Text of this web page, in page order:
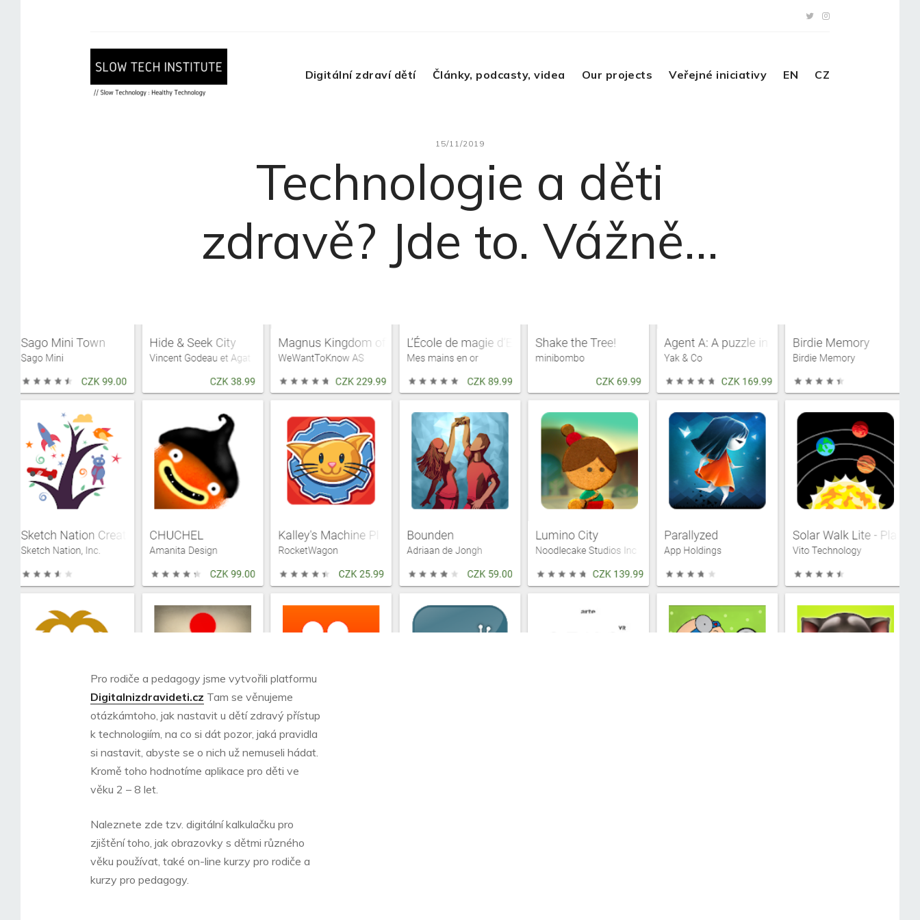
Digitální zdraví dětí Články, podcasty, videa Our projects Veřejné iniciativy EN CZ
15/11/2019
Technologie a děti
zdravě? Jde to. Vážně…
Pro rodiče a pedagogy jsme vytvořili platformu
Digitalnizdravideti.cz Tam se věnujeme
otázkámtoho, jak nastavit u dětí zdravý přístup
k technologiím, na co si dát pozor, jaká pravidla
si nastavit, abyste se o nich už nemuseli hádat.
Kromě toho hodnotíme aplikace pro děti ve
věku 2 – 8 let.
Naleznete zde tzv. digitální kalkulačku pro
zjištění toho, jak obrazovky s dětmi různého
věku používat, také on-line kurzy pro rodiče a
kurzy pro pedagogy.